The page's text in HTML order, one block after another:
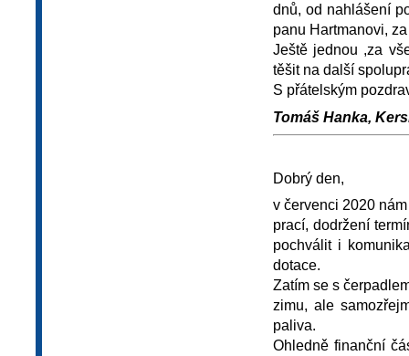
dnů, od nahlášení
panu Hartmanovi,
Ještě jednou ,za
těšit na další
S přátelským
Tomáš Hanka,
Dobrý den,
v červenci 2020
prací, dodržení
pochválit i
dotace.
Zatím se s
zimu, ale
paliva.
Ohledně finanční